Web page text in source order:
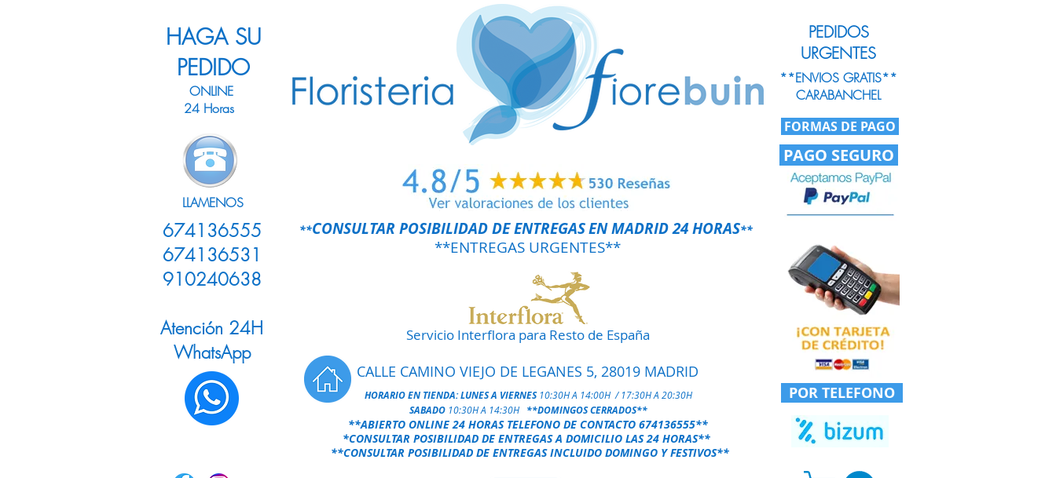
HAGA SU
PEDIDO
ONLINE
24 Horas
LLAMENOS
674136555
674136531
910240638
Atención 24H
WhatsApp
**CONSULTAR POSIBILIDAD DE ENTREGASEN MADRID 24 HORAS**
**ENTREGAS URGENTES**
Servicio Interflora para Resto de España
CALLE CAMINO VIEJO DE LEGANES 5, 28019 MADRID
HORARIO EN TIENDA:LUNES A VIERNES 10:30H A 14:00H / 17:30H A 20:30H
SABADO 10:30H A 14:30H **DOMINGOS CERRADOS**
**ABIERTO ONLINE 24 HORASTELEFONO DE CONTACTO 674136555**
*CONSULTAR POSIBILIDAD DE ENTREGAS A DOMICILIO LAS 24 HORAS**
**CONSULTAR POSIBILIDAD DE ENTREGAS INCLUIDO DOMINGO Y FESTIVOS**
PEDIDOS
URGENTES
**ENVIOS GRATIS**
CARABANCHEL
FORMAS DE PAGO
PAGO SEGURO
POR TELEFONO